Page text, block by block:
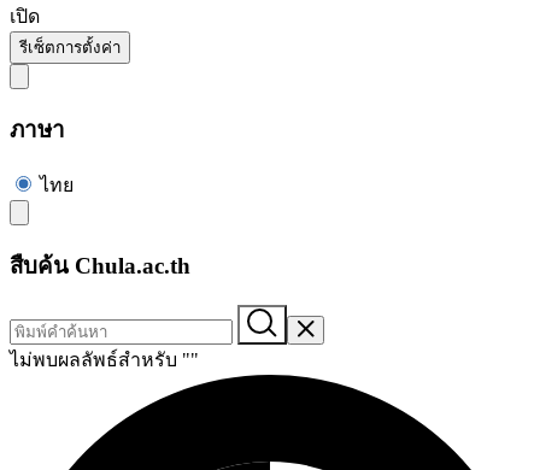
เปิด
รีเซ็ตการตั้งค่า
ภาษา
ไทย
สืบค้น Chula.ac.th
ไม่พบผลลัพธ์สำหรับ ""